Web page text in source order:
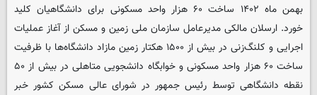
بهمن ماه ۱۴۰۲ ساخت ۶۰ هزار واحد مسکونی برای دانشگاهیان کلید
خورد. ارسلان مالکی مدیرعامل سازمان ملی زمین و مسکن از آغاز عملیات
اجرایی و کلنگ‌زنی در بیش از ۱۵۰۰ هکتار زمین مازاد دانشگاه‌ها با ظرفیت
ساخت ۶۰ هزار واحد مسکونی و خوابگاه دانشجویی متاهلی در بیش از ۵۰
نقطه دانشگاهی توسط رئیس جمهور در شورای عالی مسکن کشور خبر